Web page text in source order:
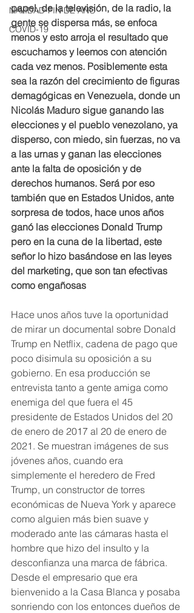
NAVIDAD-FIN DE AÑO
COVID-19
papel, de la televisión, de la radio, la
gente se dispersa más, se enfoca
menos y esto arroja el resultado que
escuchamos y leemos con atención
cada vez menos. Posiblemente esta
sea la razón del crecimiento de figuras
demagógicas en Venezuela, donde un
Nicolás Maduro sigue ganando las
elecciones y el pueblo venezolano, ya
disperso, con miedo, sin fuerzas, no va
a las urnas y ganan las elecciones
ante la falta de oposición y de
derechos humanos. Será por eso
también que en Estados Unidos, ante
sorpresa de todos, hace unos años
ganó las elecciones Donald Trump
pero en la cuna de la libertad, este
señor lo hizo basándose en las leyes
del marketing, que son tan efectivas
como engañosas
Hace unos años tuve la oportunidad
de mirar un documental sobre Donald
Trump en Netflix, cadena de pago que
poco disimula su oposición a su
gobierno. En esa producción se
entrevista tanto a gente amiga como
enemiga del que fuera el 45
presidente de Estados Unidos del 20
de enero de 2017 al 20 de enero de
2021. Se muestran imágenes de sus
jóvenes años, cuando era
simplemente el heredero de Fred
Trump, un constructor de torres
económicas de Nueva York y aparece
como alguien más bien suave y
moderado ante las cámaras hasta el
hombre que hizo del insulto y la
desconfianza una marca de fábrica.
Desde el empresario que era
bienvenido a la Casa Blanca y posaba
sonriendo con los entonces dueños de